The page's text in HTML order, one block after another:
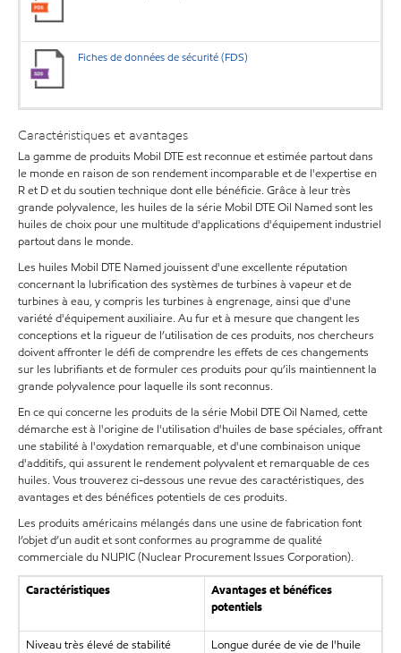
Fiches de données de sécurité (FDS)
Caractéristiques et avantages
La gamme de produits Mobil DTE est reconnue et estimée partout dans
le monde en raison de son rendement incomparable et de l'expertise en
R et D et du soutien technique dont elle bénéficie. Grâce à leur très
grande polyvalence, les huiles de la série Mobil DTE Oil Named sont les
huiles de choix pour une multitude d'applications d'équipement industriel
partout dans le monde.
Les huiles Mobil DTE Named jouissent d'une excellente réputation
concernant la lubrification des systèmes de turbines à vapeur et de
turbines à eau, y compris les turbines à engrenage, ainsi que d'une
variété d'équipement auxiliaire. Au fur et à mesure que changent les
conceptions et la rigueur de l’utilisation de ces produits, nos chercheurs
doivent affronter le défi de comprendre les effets de ces changements
sur les lubrifiants et de formuler ces produits pour qu’ils maintiennent la
grande polyvalence pour laquelle ils sont reconnus.
En ce qui concerne les produits de la série Mobil DTE Oil Named, cette
démarche est à l'origine de l'utilisation d'huiles de base spéciales, offrant
une stabilité à l'oxydation remarquable, et d'une combinaison unique
d'additifs, qui assurent le rendement polyvalent et remarquable de ces
huiles. Vous trouverez ci-dessous une revue des caractéristiques, des
avantages et des bénéfices potentiels de ces produits.
Les produits américains mélangés dans une usine de fabrication font
l’objet d’un audit et sont conformes au programme de qualité
commerciale du NUPIC (Nuclear Procurement Issues Corporation).
Caractéristiques
Avantages et bénéfices
potentiels
Niveau très élevé de stabilité
Longue durée de vie de l'huile